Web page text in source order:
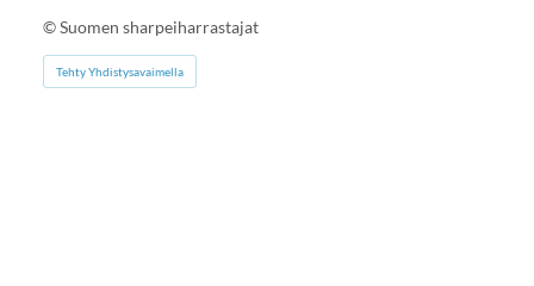
©Suomen sharpeiharrastajat
Tehty Yhdistysavaimella